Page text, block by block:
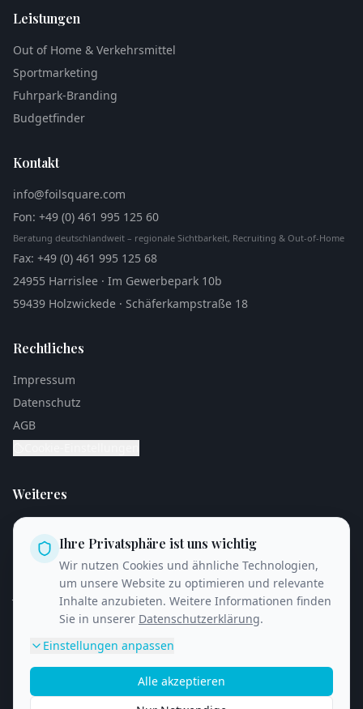
Leistungen
Out of Home & Verkehrsmittel
Sportmarketing
Fuhrpark-Branding
Budgetfinder
Kontakt
info@foilsquare.com
Fon: +49 (0) 461 995 125 60
Beratung deutschlandweit – regionale Sichtbarkeit, Recruiting & Out-of-Home
Fax: +49 (0) 461 995 125 68
24955 Harrislee · Im Gewerbepark 10b
59439 Holzwickede · Schäferkampstraße 18
Rechtliches
Impressum
Datenschutz
AGB
Weiteres
Cases / Referenzen
Blog
Personalwerbung
Jobs & Karriere
© 2026 Foilsquare Group. Alle Rechte vorbehalten.
Ein Service der Foilsquare Group GmbH.
Ihre Privatsphäre ist uns wichtig
Wir nutzen Cookies und ähnliche Technologien,
um unsere Website zu optimieren und relevante
Inhalte anzubieten. Weitere Informationen finden
Sie in unserer Datenschutzerklärung.
Einstellungen anpassen
Alle akzeptieren